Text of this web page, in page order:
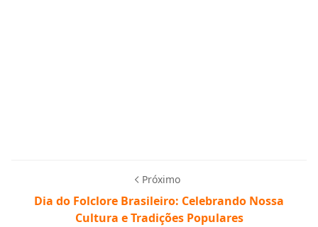
Próximo
Dia do Folclore Brasileiro: Celebrando Nossa
Cultura e Tradições Populares